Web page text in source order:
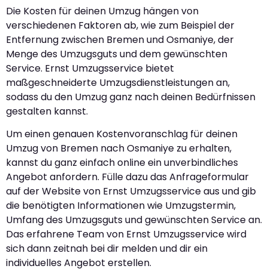
Die Kosten für deinen Umzug hängen von
verschiedenen Faktoren ab, wie zum Beispiel der
Entfernung zwischen Bremen und Osmaniye, der
Menge des Umzugsguts und dem gewünschten
Service. Ernst Umzugsservice bietet
maßgeschneiderte Umzugsdienstleistungen an,
sodass du den Umzug ganz nach deinen Bedürfnissen
gestalten kannst.
Um einen genauen Kostenvoranschlag für deinen
Umzug von Bremen nach Osmaniye zu erhalten,
kannst du ganz einfach online ein unverbindliches
Angebot anfordern. Fülle dazu das Anfrageformular
auf der Website von Ernst Umzugsservice aus und gib
die benötigten Informationen wie Umzugstermin,
Umfang des Umzugsguts und gewünschten Service an.
Das erfahrene Team von Ernst Umzugsservice wird
sich dann zeitnah bei dir melden und dir ein
individuelles Angebot erstellen.